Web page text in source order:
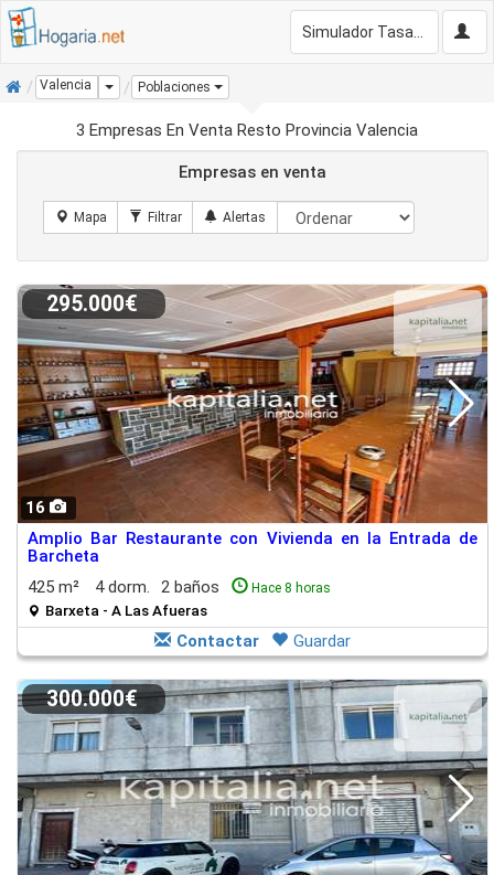
InicioValencia Dropdown
Poblaciones
3 Empresas En Venta Resto Provincia Valencia
Empresas en venta
16
295.000€
Amplio Bar Restaurante con Vivienda en la Entrada de
Barcheta
425 m²
4 dorm. 2 baños Hace 8 horas
Barxeta - A Las Afueras
Contactar Guardar
300.000€